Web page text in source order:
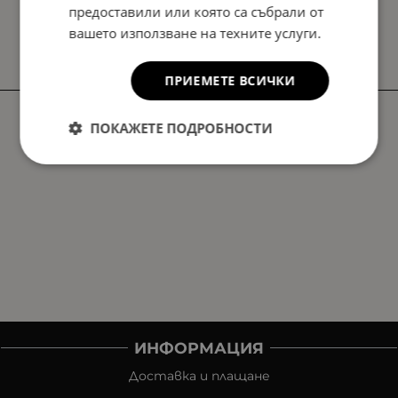
ИНФОРМАЦИЯ
Доставка и плащане
предоставили или която са събрали от
вашето използване на техните услуги.
ПРИЕМЕТЕ ВСИЧКИ
ПОКАЖЕТЕ ПОДРОБНОСТИ